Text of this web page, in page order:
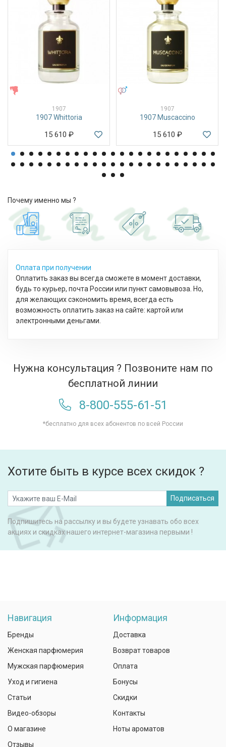
1907
1907 Whittoria
15 610 ₽
1907
1907 Muscaccino
15 610 ₽
Почему именно мы ?
Оплата при получении
Оплатить заказ вы всегда сможете в момент доставки,
будь то курьер, почта России или пункт самовывоза. Но,
для желающих сэкономить время, всегда есть
возможность оплатить заказ на сайте: картой или
электронными деньгами.
Нужна консультация ? Позвоните нам по
бесплатной линии
8-800-555-61-51
*бесплатно для всех абонентов по всей России
Хотите быть в курсе всех скидок ?
Подписаться
Подпишитесь на рассылку и вы будете узнавать обо всех
акциях и скидках нашего интернет-магазина первыми !
Навигация
Бренды
Женская парфюмерия
Мужская парфюмерия
Уход и гигиена
Статьи
Видео-обзоры
О магазине
Отзывы
Информация
Доставка
Возврат товаров
Оплата
Бонусы
Скидки
Контакты
Ноты ароматов